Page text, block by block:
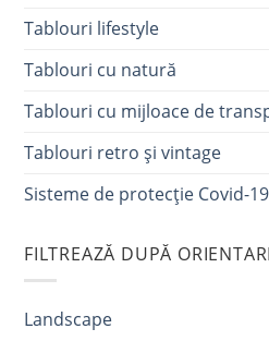
Tablouri lifestyle
Tablouri cu natură
Tablouri cu mijloace de
Tablouri retro și vintage
Sisteme de protecție Covid-19
FILTREAZĂ DUPĂ
Landscape